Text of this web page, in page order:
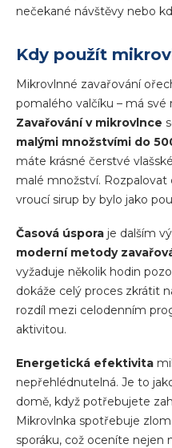
nečekané návštěvy nebo
Kdy použít
Mikrovlnné zavařování
pomalého valčíku – má své
Zavařování v mikrovlnce
malými množstvími do
máte krásné čerstvé
malé množství. Rozpalovat
vroucí sirup by bylo jako
Časová úspora je dalším
moderní metody
vyžaduje několik hodin
dokáže celý proces zkrátit
rozdíl mezi celodenním
aktivitou.
Energetická efektivita
nepřehlédnutelná. Je to
domě, když potřebujete
Mikrovlnka spotřebuje
sporáku, což oceníte nejen